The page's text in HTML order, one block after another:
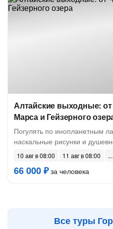
Алтайские выходные: от
Марса и Гейзерного
Погулять по инопланетным
наскальные рисунки и
10 авг в 08:00 11 авг в 08:00
66 000 ₽за человека
Все туры